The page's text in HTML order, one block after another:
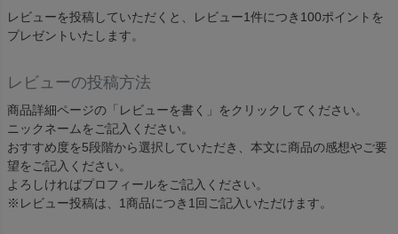
レビューを投稿していただくと、レビュー1件につき100ポイントを
プレゼントいたします。
レビューの投稿方法
商品詳細ページの「レビューを書く」をクリックしてください。
ニックネームをご記入ください。
おすすめ度を5段階から選択していただき、本文に商品の感想やご要
望をご記入ください。
よろしければプロフィールをご記入ください。
※レビュー投稿は、1商品につき1回ご記入いただけます。